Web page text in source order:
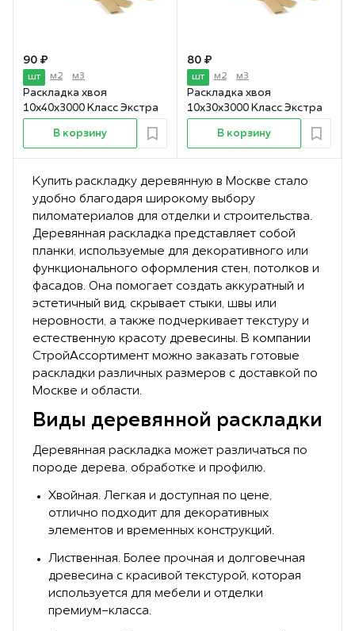
90 ₽
шт м2 м3
Раскладка хвоя
10х40х3000 Класс Экстра
В корзину
80 ₽
шт м2 м3
Раскладка хвоя
10х30х3000 Класс Экстра
В корзину
Купить раскладку деревянную в Москве стало
удобно благодаря широкому выбору
пиломатериалов для отделки и строительства.
Деревянная раскладка представляет собой
планки, используемые для декоративного или
функционального оформления стен, потолков и
фасадов. Она помогает создать аккуратный и
эстетичный вид, скрывает стыки, швы или
неровности, а также подчеркивает текстуру и
естественную красоту древесины. В компании
СтройАссортимент можно заказать готовые
раскладки различных размеров с доставкой по
Москве и области.
Виды деревянной раскладки
Деревянная раскладка может различаться по
породе дерева, обработке и профилю.
Хвойная. Легкая и доступная по цене,
отлично подходит для декоративных
элементов и временных конструкций.
Лиственная. Более прочная и долговечная
древесина с красивой текстурой, которая
используется для мебели и отделки
премиум-класса.